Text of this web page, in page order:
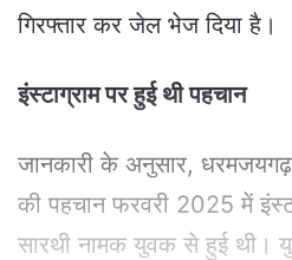
गिरफ्तार कर जेल भेज दिया है।
इंस्टाग्राम पर हुई थी पहचान
जानकारी के अनुसार, धरमजयगढ़
की पहचान फरवरी 2025 में
सारथी नामक युवक से हुई थी।